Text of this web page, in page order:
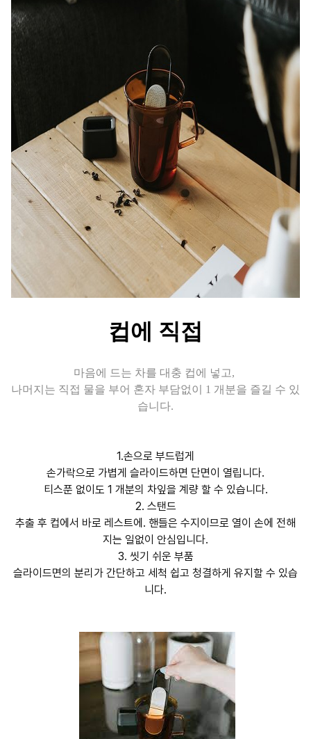
컵에 직접
마음에 드는 차를 대충 컵에 넣고,
나머지는 직접 물을 부어 혼자 부담없이 1 개분을 즐길 수 있
습니다.
1.손으로 부드럽게
손가락으로 가볍게 슬라이드하면 단면이 열립니다.
티스푼 없이도 1 개분의 차잎을 계량 할 수 있습니다.
2. 스탠드
추출 후 컵에서 바로 레스트에. 핸들은 수지이므로 열이 손에 전해
지는 일없이 안심입니다.
3. 씻기 쉬운 부품
슬라이드면의 분리가 간단하고 세척 쉽고 청결하게 유지할 수 있습
니다.